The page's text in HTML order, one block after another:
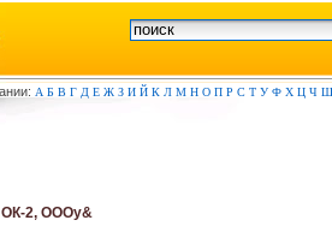
нии: А Б В Г Д Е Ж З И Й К Л М Н О П Р С Т У Ф Х Ц Ч Ш
ОК-2, ОООy&